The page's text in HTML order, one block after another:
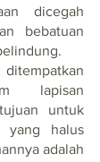
dicegah
bebatuan
lapisan
untuk
yang halus
adalah